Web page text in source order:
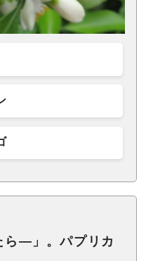
ら―」。パプリカ